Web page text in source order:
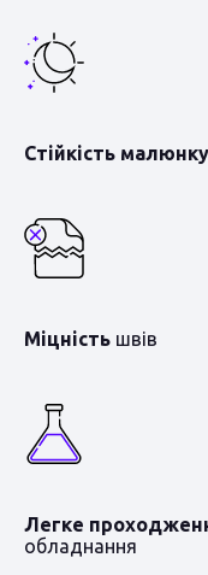
Стійкість малюнку
Міцність швів
Легке
обладнання